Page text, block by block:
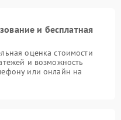
и бесплатная
оценка стоимости
и возможность
или онлайн на